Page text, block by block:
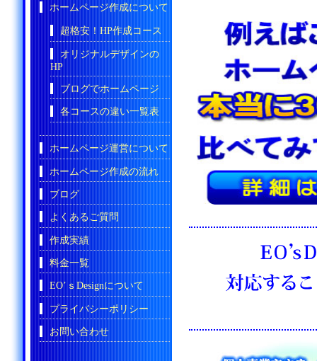
ホームページ作成について
超格安！HP作成コース
オリジナルデザインの
HP
ブログでホームページ
各コースの違い一覧表
ホームページ運営について
ホームページ作成の流れ
ブログ
よくあるご質問
作成実績
料金一覧
EO’ｓDesignについて
プライバシーポリシー
お問い合わせ